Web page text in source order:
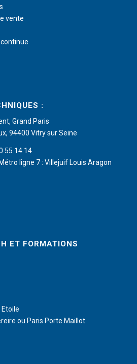
vente
:
Grand Paris
94400 Vitry sur Seine
55 14 14
ligne 7 : Villejuif Louis Aragon
ET FORMATIONS
Etoile
ou Paris Porte Maillot